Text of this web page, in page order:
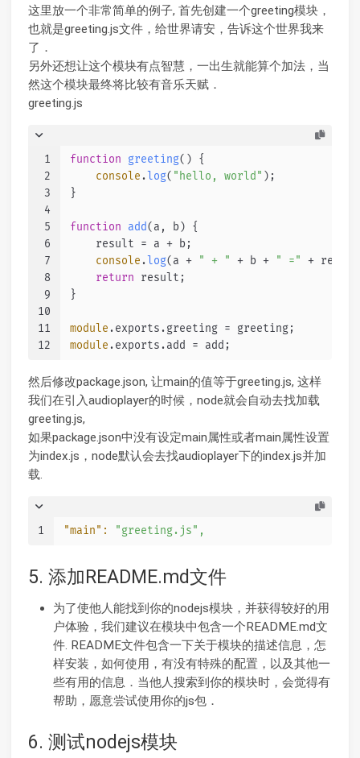
这里放一个非常简单的例子, 首先创建一个greeting模块，
也就是greeting.js文件，给世界请安，告诉这个世界我来
了．
另外还想让这个模块有点智慧，一出生就能算个加法，当
然这个模块最终将比较有音乐天赋．
greeting.js
1
2
3
4
5
6
7
8
9
10
11
12
function greeting( ) {
console. log( "hello, world" );
}
function add( a, b ) {
    result = a + b;
console. log(a + " + " + b + " =" +
return result;
}
module.exports.greeting = greeting;
module.exports.add = add;
然后修改package.json, 让main的值等于greeting.js, 这样
我们在引入audioplayer的时候，node就会自动去找加载
greeting.js,
如果package.json中没有设定main属性或者main属性设置
为index.js，node默认会去找audioplayer下的index.js并加
载.
1 "main": "greeting.js" ,
5. 添加README.md文件
为了使他人能找到你的nodejs模块，并获得较好的用
户体验，我们建议在模块中包含一个README.md文
件. README文件包含一下关于模块的描述信息，怎
样安装，如何使用，有没有特殊的配置，以及其他一
些有用的信息．当他人搜索到你的模块时，会觉得有
帮助，愿意尝试使用你的js包．
6. 测试nodejs模块